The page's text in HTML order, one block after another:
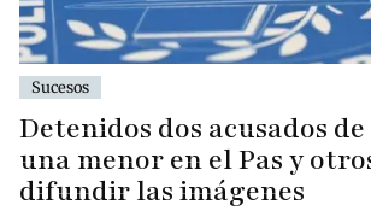
Sucesos
Detenidos dos acusados
una menor en el Pas y
difundir las imágenes